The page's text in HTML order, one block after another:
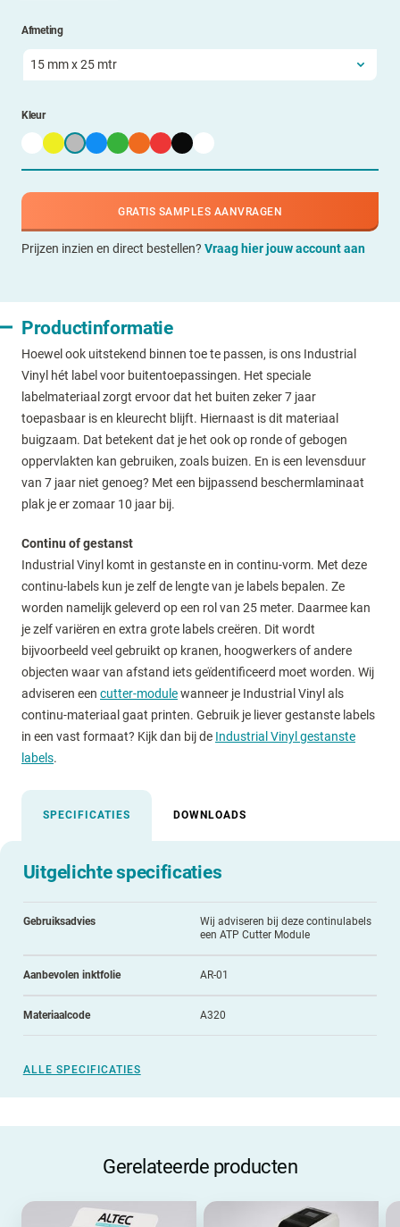
Afmeting
Kleur
GRATIS SAMPLES AANVRAGEN
Prijzen inzien en direct bestellen? Vraag hier jouw account aan
Productinformatie
Hoewel ook uitstekend binnen toe te passen, is ons Industrial
Vinyl hét label voor buitentoepassingen. Het speciale
labelmateriaal zorgt ervoor dat het buiten zeker 7 jaar
toepasbaar is en kleurecht blijft. Hiernaast is dit materiaal
buigzaam. Dat betekent dat je het ook op ronde of gebogen
oppervlakten kan gebruiken, zoals buizen. En is een levensduur
van 7 jaar niet genoeg? Met een bijpassend beschermlaminaat
plak je er zomaar 10 jaar bij.
Continu of gestanst
Industrial Vinyl komt in gestanste en in continu-vorm. Met deze
continu-labels kun je zelf de lengte van je labels bepalen. Ze
worden namelijk geleverd op een rol van 25 meter. Daarmee kan
je zelf variëren en extra grote labels creëren. Dit wordt
bijvoorbeeld veel gebruikt op kranen, hoogwerkers of andere
objecten waar van afstand iets geïdentificeerd moet worden. Wij
adviseren een cutter-modulewanneer je Industrial Vinyl als
continu-materiaal gaat printen. Gebruik je liever gestanste labels
in een vast formaat? Kijk dan bij de Industrial Vinyl gestanste
labels.
SPECIFICATIES DOWNLOADS
Uitgelichte specificaties
Gebruiksadvies
Wij adviseren bij deze continulabels
een ATP Cutter Module
Aanbevolen inktfolie AR-01
Materiaalcode A320
ALLE SPECIFICATIES
Gerelateerde producten